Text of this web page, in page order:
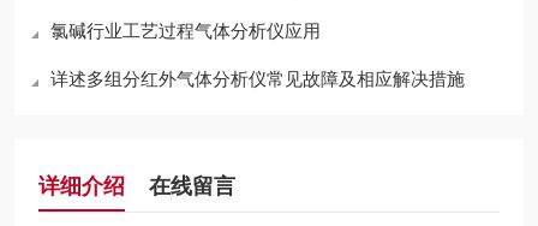
氯碱行业工艺过程气体分析仪应用
详述多组分红外气体分析仪常见故障及相应解决措施
详细介绍 在线留言